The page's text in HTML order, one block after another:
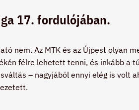
17. fordulójában.
nem. Az MTK és az Újpest olyan
félre lehetett tenni, és inkább a
– nagyjából ennyi elég is volt